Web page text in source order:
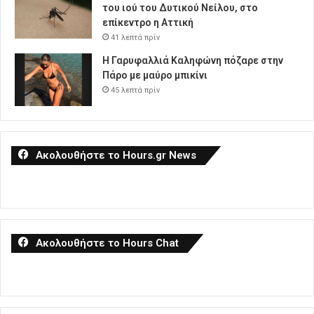
του ιού του Δυτικού Νείλου, στο
επίκεντρο η Αττική
41 λεπτά πρίν
Η Γαρυφαλλιά Καληφώνη πόζαρε στην
Πάρο με μαύρο μπικίνι
45 λεπτά πρίν
Ακολουθήστε το Hours.gr News
Ακολουθήστε το Hours Chat